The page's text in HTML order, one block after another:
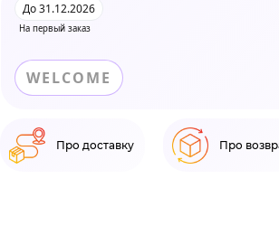
На первый заказ
До 31.12.2026
WELCOME
Про доставку Про